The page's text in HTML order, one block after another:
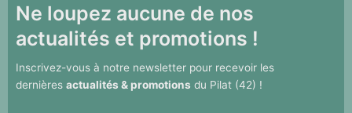
Ne loupez aucune de nos
actualités et promotions !
Inscrivez-vous à notre newsletter pour recevoir les
dernières actualités & promotions du Pilat (42) !